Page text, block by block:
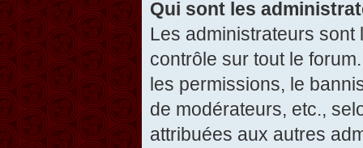
Qui sont les
Les administrateurs
contrôle sur tout le
les permissions, le
de modérateurs, etc.,
attribuées aux autres